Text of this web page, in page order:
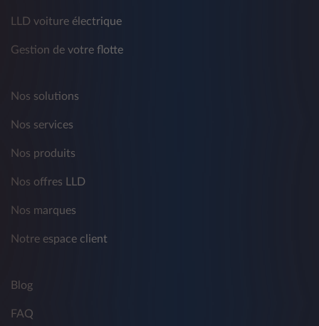
LLD voiture électrique
Gestion de votre flotte
Nos solutions
Nos services
Nos produits
Nos offres LLD
Nos marques
Notre espace client
Blog
FAQ